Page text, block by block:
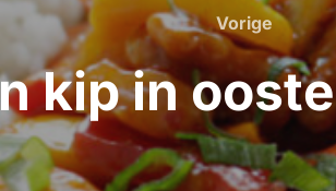
Vorige
Vorige
kip in